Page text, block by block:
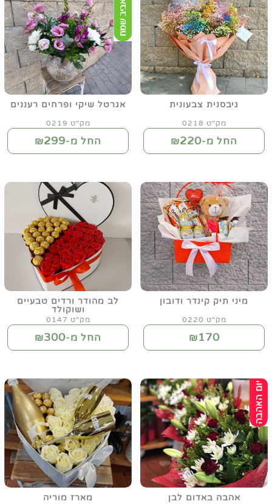
גיבסנית צבעונית
מק"ט 0218
החל מ-₪220
אגרטל שיקי ופרחים רעננים
מק"ט 0219
החל מ-₪299
מיני תיק קינדר ודובון
מק"ט 0220
₪170
לב מהודר ורדים טבעיים
ושוקולד
מק"ט 0147
החל מ-₪300
אהבה באדום לבן מארז מוריה